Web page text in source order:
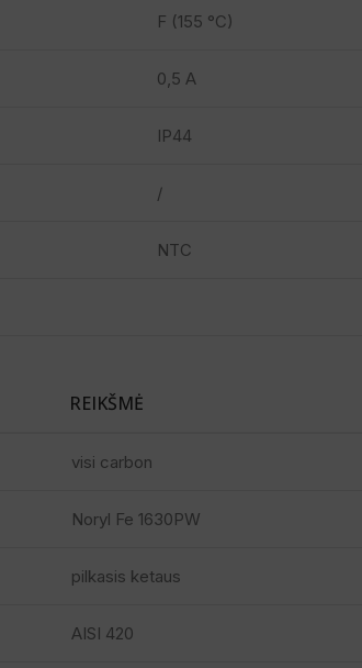
F (155 °C)
0,5 A
IP44
/
NTC
REIKŠMĖ
visi carbon
Noryl Fe 1630PW
pilkasis ketaus
AISI 420